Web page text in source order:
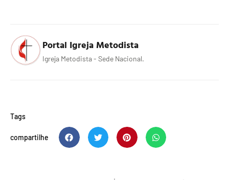
Portal Igreja Metodista
Igreja Metodista - Sede Nacional.
Tags
compartilhe